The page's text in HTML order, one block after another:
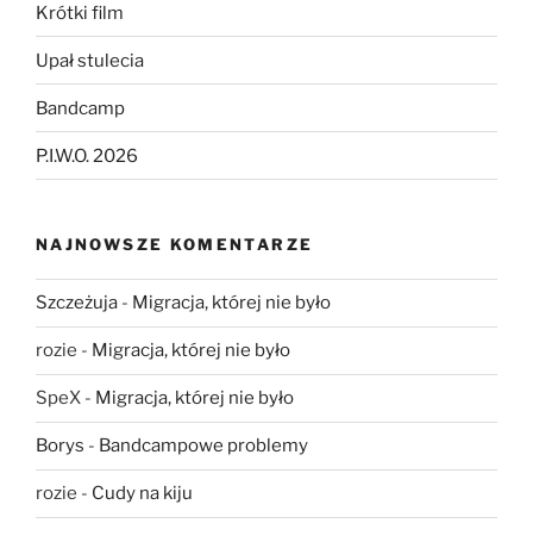
Krótki film
Upał stulecia
Bandcamp
P.I.W.O. 2026
NAJNOWSZE KOMENTARZE
Szczeżuja - Migracja, której nie było
rozie - Migracja, której nie było
SpeX - Migracja, której nie było
Borys - Bandcampowe problemy
rozie - Cudy na kiju